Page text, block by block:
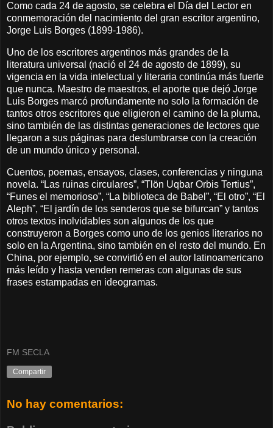
Como cada 24 de agosto, se celebra el Día del Lector en
conmemoración del nacimiento del gran escritor argentino,
Jorge Luis Borges (1899-1986).
Uno de los escritores argentinos más grandes de la
literatura universal (nació el 24 de agosto de 1899), su
vigencia en la vida intelectual y literaria continúa más fuerte
que nunca. Maestro de maestros, el aporte que dejó Jorge
Luis Borges marcó profundamente no solo la formación de
tantos otros escritores que eligieron el camino de la pluma,
sino también de las distintas generaciones de lectores que
llegaron a sus páginas para deslumbrarse con la creación
de un mundo único y personal.
Cuentos, poemas, ensayos, clases, conferencias y ninguna
novela. “Las ruinas circulares”, “Tlön Uqbar Orbis Tertius”,
“Funes el memorioso”, “La biblioteca de Babel”, “El otro”, “El
Aleph”, “El jardín de los senderos que se bifurcan” y tantos
otros textos inolvidables son algunos de los que
construyeron a Borges como uno de los genios literarios no
solo en la Argentina, sino también en el resto del mundo. En
China, por ejemplo, se convirtió en el autor latinoamericano
más leído y hasta venden remeras con algunas de sus
frases estampadas en ideogramas.
FM SECLA
Compartir
No hay comentarios: